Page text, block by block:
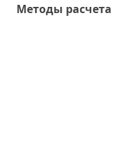
Методы расчета